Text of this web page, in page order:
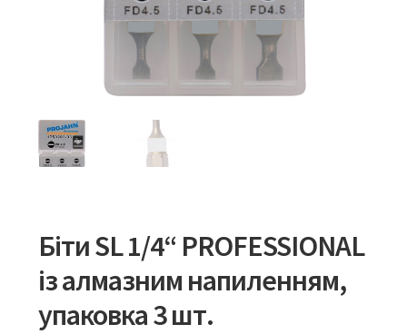
Біти SL 1/4“ PROFESSIONAL
із алмазним напиленням,
упаковка 3 шт.